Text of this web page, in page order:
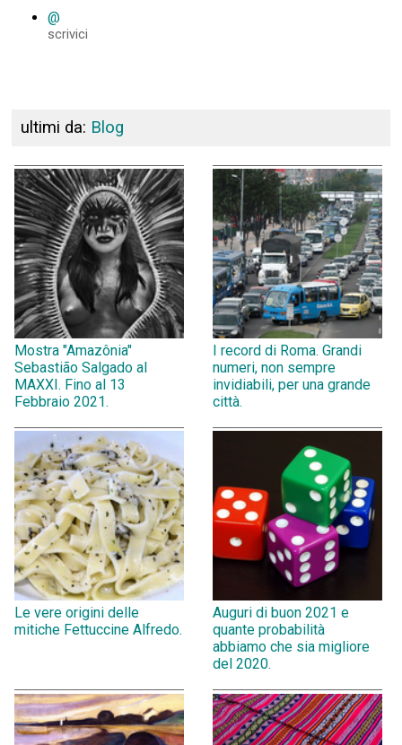
@
scrivici
ultimi da: Blog
Mostra "Amazônia"
Sebastião Salgado al
MAXXI. Fino al 13
Febbraio 2021.
I record di Roma. Grandi
numeri, non sempre
invidiabili, per una grande
città.
Le vere origini delle
mitiche Fettuccine Alfredo.
Auguri di buon 2021 e
quante probabilità
abbiamo che sia migliore
del 2020.